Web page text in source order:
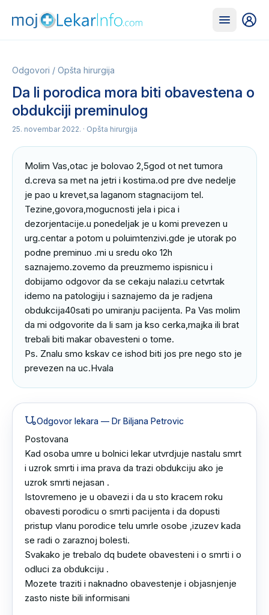
Odgovori / Opšta hirurgija
Da li porodica mora biti obavestena o
obdukciji preminulog
25. novembar 2022. · Opšta hirurgija
Molim Vas,otac je bolovao 2,5god ot net tumora
d.creva sa met na jetri i kostima.od pre dve nedelje
je pao u krevet,sa laganom stagnacijom tel.
Tezine,govora,mogucnosti jela i pica i
dezorjentacije.u ponedeljak je u komi prevezen u
urg.centar a potom u poluimtenzivi.gde je utorak po
podne preminuo .mi u sredu oko 12h
saznajemo.zovemo da preuzmemo ispisnicu i
dobijamo odgovor da se cekaju nalazi.u cetvrtak
idemo na patologiju i saznajemo da je radjena
obdukcija40sati po umiranju pacijenta. Pa Vas molim
da mi odgovorite da li sam ja kso cerka,majka ili brat
trebali biti makar obavesteni o tome.
Ps. Znalu smo kskav ce ishod biti jos pre nego sto je
prevezen na uc.Hvala
Odgovor lekara — Dr Biljana Petrovic
Postovana
Kad osoba umre u bolnici lekar utvrdjuje nastalu smrt
i uzrok smrti i ima prava da trazi obdukciju ako je
uzrok smrti nejasan .
Istovremeno je u obavezi i da u sto kracem roku
obavesti porodicu o smrti pacijenta i da dopusti
pristup vlanu porodice telu umrle osobe ,izuzev kada
se radi o zaraznoj bolesti.
Svakako je trebalo dq budete obavesteni i o smrti i o
odluci za obdukciju .
Mozete traziti i naknadno obavestenje i objasnjenje
zasto niste bili informisani